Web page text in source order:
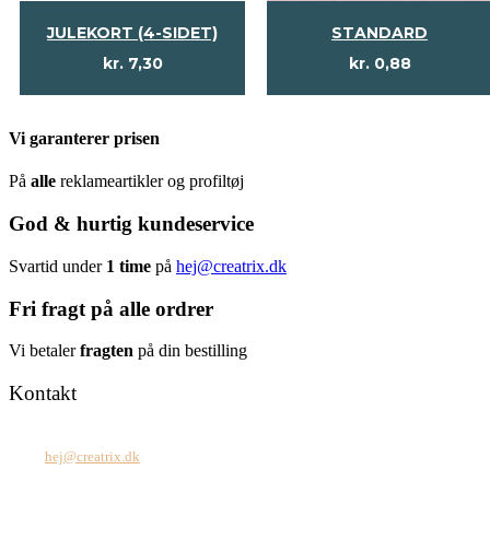
JULEKORT (4-SIDET)
kr.7,30
STANDARD
kr.0,88
Vi garanterer prisen
På alle reklameartikler og profiltøj
God & hurtig kundeservice
Svartid under 1 time på hej@creatrix.dk
Fri fragt på alle ordrer
Vi betalerfragten på din bestilling
Kontakt
hej@creatrix.dk